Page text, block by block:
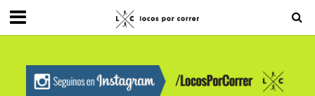
G-0X2PD3RFLV